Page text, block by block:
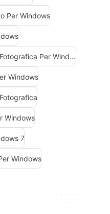
Per Windows
Software Di Modifica Fotografica Per Windows 7
Windows
Windows
7
Windows